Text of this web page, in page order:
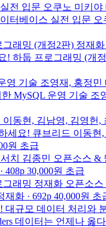
전 입문 오쿠노 미키야
터베이스 실전 입문 오
래밍 (개정2판) 정재화
! 하둡 프로그래밍 (개
영 기술 조영재, 홍정민
MySQL 운영 기술 조
이동현, 김남영, 김영헌,
세요! 큐브리드 이동현
원 초급
치
김종민 오픈소스 &
408p 30,000원 초급
래밍 정재화 오픈소스
재화 · 692p 40,000원 초
대규모 데이터 처리와
데이터는 언제나 옳